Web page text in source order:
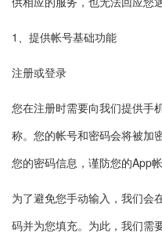
1、提供帐号基础功能
注册或登录
您在注册时需要向我们提供手
称。您的帐号和密码会将被加
您的密码信息，谨防您的App
为了避免您手动输入，我们会
码并为您填充。为此，我们需